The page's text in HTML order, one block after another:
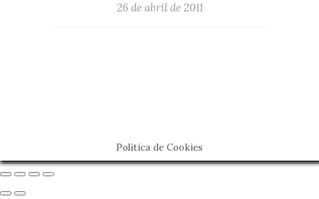
26 de abril de 2011
Política de Cookies